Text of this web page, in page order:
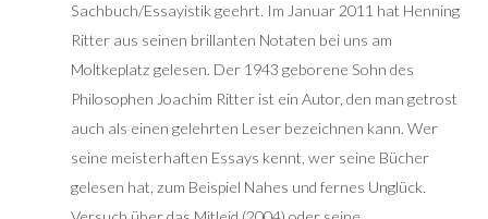
Sachbuch/Essayistik geehrt. Im Januar 2011 hat Henning
Ritter aus seinen brillanten Notaten bei uns am
Moltkeplatz gelesen. Der 1943 geborene Sohn des
Philosophen Joachim Ritter ist ein Autor, den man getrost
auch als einen gelehrten Leser bezeichnen kann. Wer
seine meisterhaften Essays kennt, wer seine Bücher
gelesen hat, zum Beispiel Nahes und fernes Unglück.